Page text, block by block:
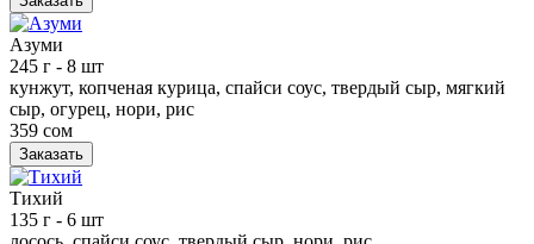
Азуми
245 г - 8 шт
кунжут, копченая курица, спайси соус, твердый сыр, мягкий
сыр, огурец, нори, рис
359 сом
Заказать
Тихий
135 г - 6 шт